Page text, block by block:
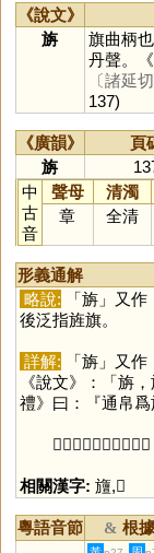
《說文》
旃
旗曲柄
丹聲。
〔諸延切
137)
《廣韻》 頁
旃
中
古
音
聲母 清濁
章
全清
形義通解
略說: 「旃」又作
後泛指旌旗。
詳解: 「旃」又作
《說文》：「旃
禮》曰：『通帛爲
「𣃼」後亦泛指旌旗。
相關漢字: 旜,𣃼
粵語音節 & 根據